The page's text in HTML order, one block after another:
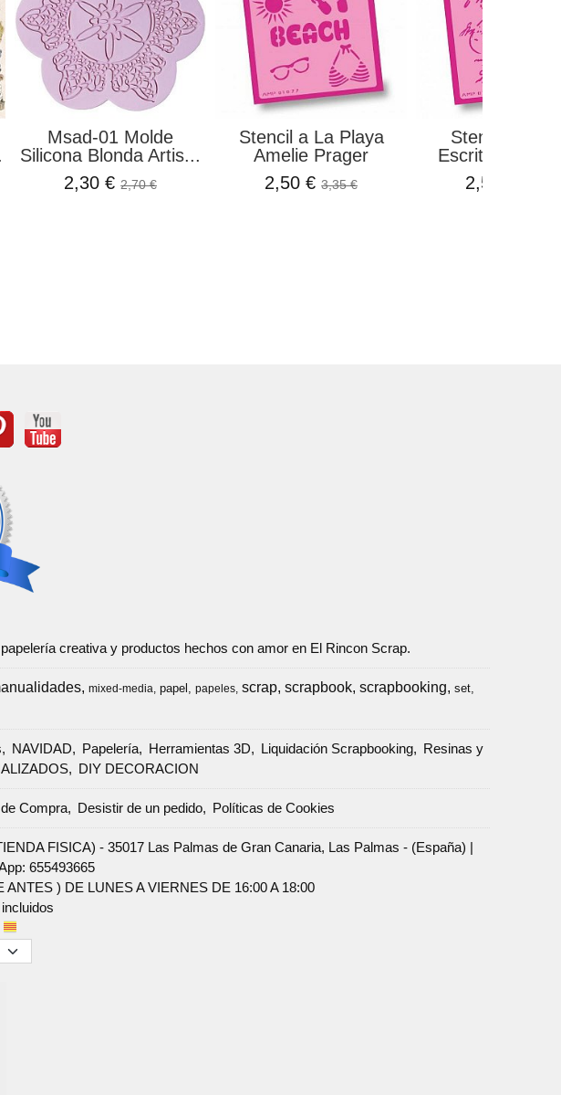
Msad-01 Molde
Silicona Blonda Artis...
2,30 €2,70 €
Stencil a La Playa
Amelie Prager
2,50 €3,35 €
Stencil
Escritura
2,50 €
creativa y productos hechos con amor en El Rincon Scrap.
mixed-media papel papeles scrap scrapbook scrapbooking set
NAVIDAD Papelería Herramientas 3D Liquidación Scrapbooking
Resinas y
DIY DECORACION
Compra Desistir de un pedido Políticas de Cookies
FISICA) - 35017 Las Palmas de Gran Canaria, Las Palmas - (España) |
655493665
) DE LUNES A VIERNES DE 16:00 A 18:00